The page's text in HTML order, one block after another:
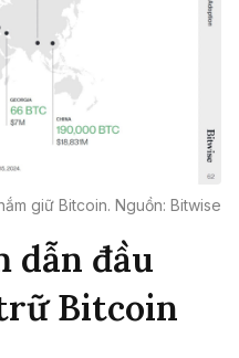
giữ Bitcoin. Nguồn: Bitwise
dẫn đầu
Bitcoin